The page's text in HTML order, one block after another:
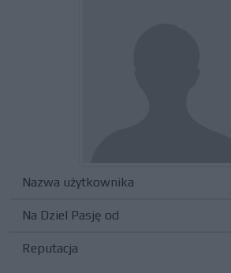
Nazwa użytkownika
Na Dziel Pasję od
Reputacja